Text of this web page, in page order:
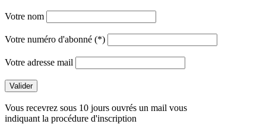
Votre nom
Votre numéro d'abonné (*)
Votre adresse mail
Vous recevrez sous 10 jours ouvrés un mail vous
indiquant la procédure d'inscription